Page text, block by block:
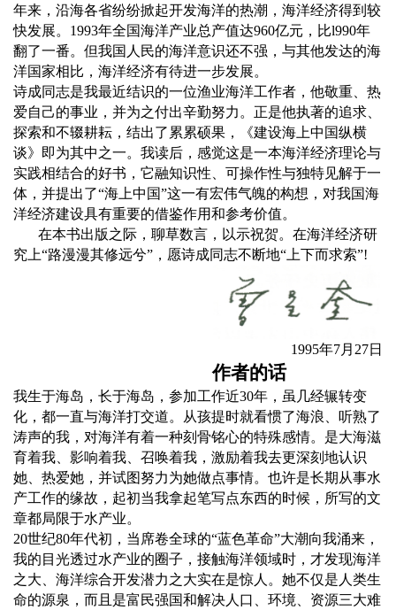
年来，沿海各省纷纷掀起开发海洋的热潮，海洋经济得到较
快发展。 1993年全国海洋产业总产值达960亿元，比l990年
翻了一番。但我国人民的海洋意识还不强，与其他发达的海
洋国家相比，海洋经济有待进一步发展。
诗成同志是我最近结识的一位渔业海洋工作者，他敬重、热
爱自己的事业，并为之付出辛勤努力。正是他执著的追求、
探索和不辍耕耘，结出了累累硕果，《建设海上中国纵横
谈》即为其中之一。我读后，感觉这是一本海洋经济理论与
实践相结合的好书，它融知识性、可操作性与独特见解于一
体，并提出了“海上中国”这一有宏伟气魄的构想，对我国海
洋经济建设具有重要的借鉴作用和参考价值。
在本书出版之际，聊草数言，以示祝贺。在海洋经济研
究上“路漫漫其修远兮” ，愿诗成同志不断地“ 上下而求索”!
1995年7月 27日
作者的话
我生于海岛，长于海岛，参加工作近30年，虽几经辗转变
化，都一直与海洋打交道。从孩提时就看惯了海浪、听熟了
涛声的我，对海洋有着一种刻骨铭心的特殊感情。是大海滋
育着我、影响着我、召唤着我，激励着我去更深刻地认识
她、热爱她，并试图努力为她做点事情。也许是长期从事水
产工作的缘故，起初当我拿起笔写点东西的时候，所写的文
章都局限于水产业。
20世纪80年代初，当席卷全球的“蓝色革命”大潮向我涌来，
我的目光透过水产业的圈子，接触海洋领域时，才发现海洋
之大、海洋综合开发潜力之大实在是惊人。她不仅是人类生
命的源泉，而且是富民强国和解决人口、环境、资源三大难